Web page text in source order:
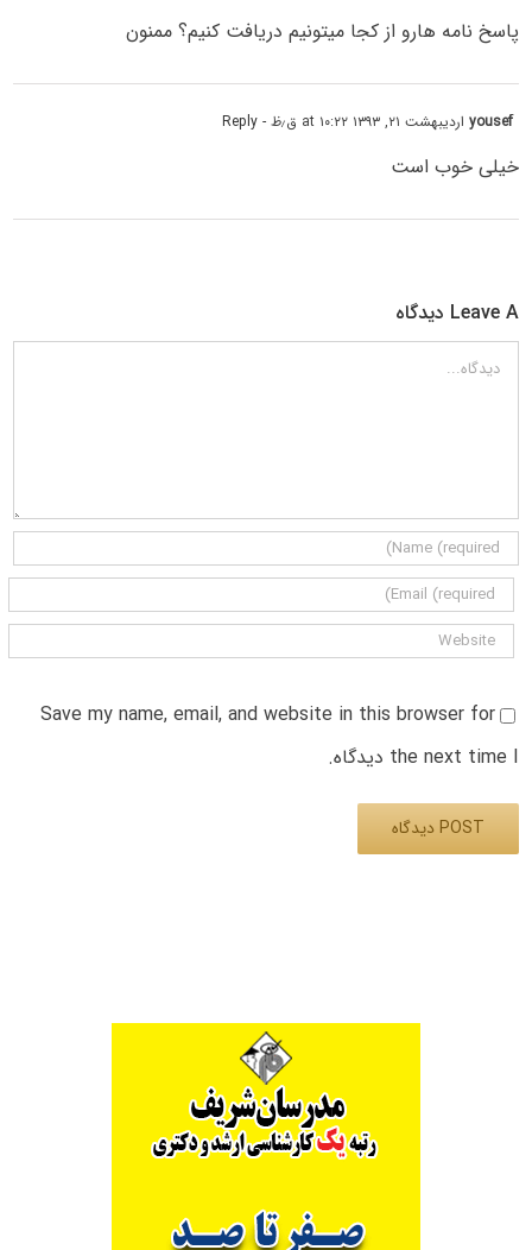
پاسخ نامه هارو از کجا میتونیم دریافت کنیم؟ ممنون
yousefاردیبهشت ۲۱, ۱۳۹۳ at ۱۰:۲۲ ق٫ظ - Reply
خیلی خوب است
Leave A دیدگاه
دیدگاه
Save my name, email, and website in this browser for
the next time I دیدگاه.